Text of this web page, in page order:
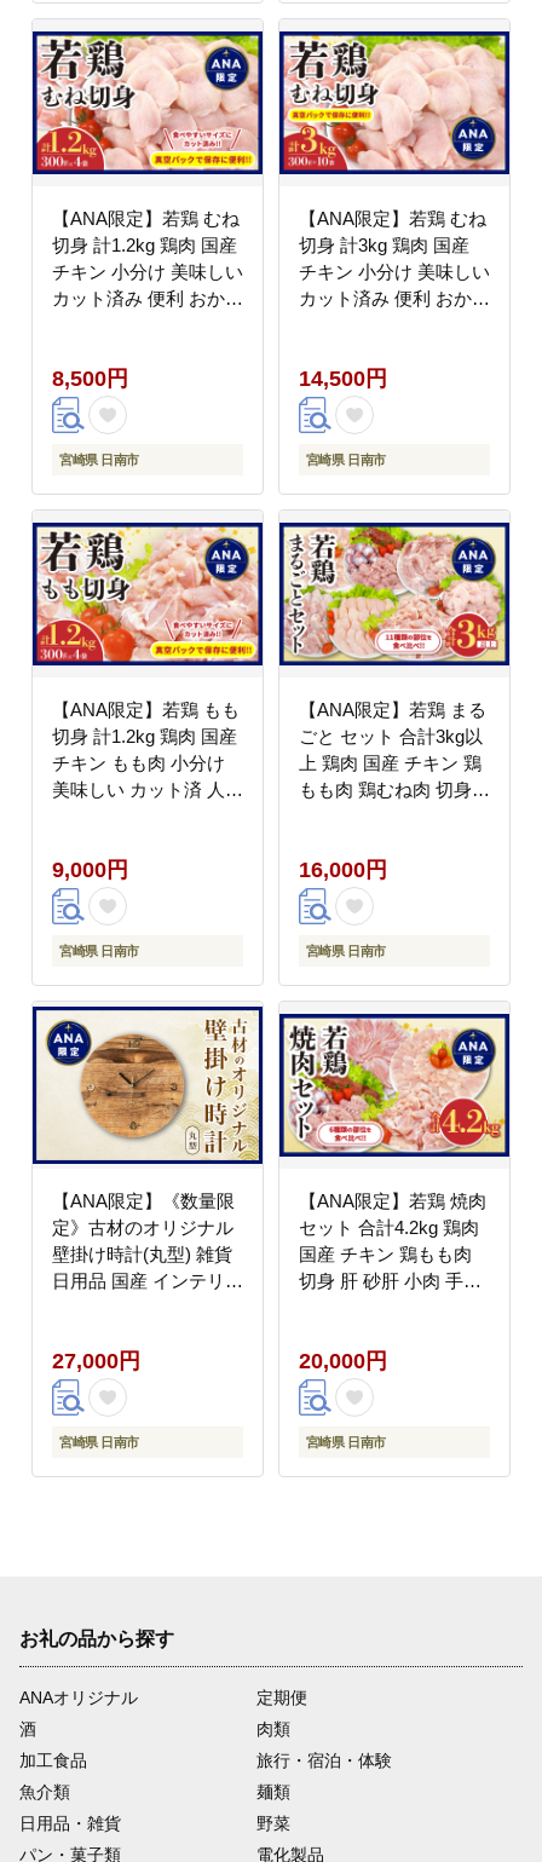
送料無料_CA56-24
市 送料無料_I28-25
【ANA限定】若鶏 むね
切身 計1.2kg 鶏肉 国産
チキン 小分け 美味しい
カット済み 便利 おかず
ら揚げ チキン南蛮 焼肉
サラダ 簡単調理 万能食
材 おすすめ ご褒美 記
念日 お祝い おすそ分け
料無料_AV6-26
8,500円
宮崎県 日南市
【ANA限定】若鶏 むね
切身 計3kg 鶏肉 国産
チキン 小分け 美味しい
カット済み 便利 おかず
ら揚げ チキン南蛮 焼肉
サラダ 簡単調理 万能食
材 おすすめ ご褒美 記
念日 お祝い おすそ分け
料無料_BDV7-26
14,500円
宮崎県 日南市
【ANA限定】若鶏 もも
切身 計1.2kg 鶏肉 国産
チキン もも肉 小分け
美味しい カット済 人気
親子丼 から揚げ チキン
南蛮 焼肉 万能食材 簡
単調理 おすすめ ご褒美
記念日 お祝い 贈り物
送料無料_AA76-26
9,000円
宮崎県 日南市
【ANA限定】若鶏 まる
ごと セット 合計3kg以
上 鶏肉 国産 チキン 鶏
もも肉 鶏むね肉 切身
肉 骨付きもも 人気 小
分け おかず お弁当 食
品 真空パック BBQ お
取り寄せ おすすめ 記念
日南市 宮崎県 送料無料
_CA57-24
16,000円
宮崎県 日南市
【ANA限定】《数量限
定》古材のオリジナル
壁掛け時計(丸型) 雑貨
日用品 国産 インテリア
け おしゃれ ナチュラル
リビング 寝室 子供部屋
家具 新生活 お祝い 新
築祝い プレゼント 贈り
27,000円
宮崎県 日南市
【ANA限定】若鶏 焼肉
セット 合計4.2kg 鶏肉
国産 チキン 鶏もも肉
切身 肝 砂肝 小肉 手羽
お弁当 おつまみ 食品
真空パック BBQ 唐揚
げ お取り寄せ おすすめ
ご褒美 記念日 お祝い
20,000円
宮崎県 日南市
お礼の品から探す
ANAオリジナル
定期便
酒
肉類
加工食品
旅行・宿泊・体験
魚介類
麺類
日用品・雑貨
野菜
パン・菓子類
電化製品